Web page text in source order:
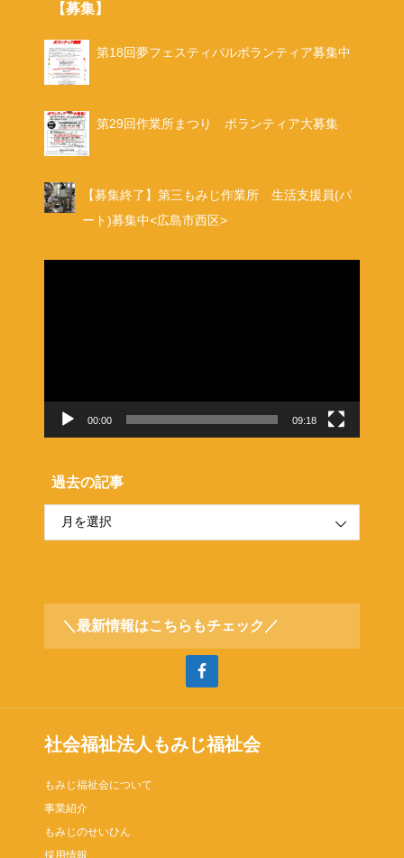
【募集】
第18回夢フェスティバルボランティア募集中
第29回作業所まつり ボランティア大募集
【募集終了】第三もみじ作業所 生活支援員(パ
ート)募集中<広島市西区>
00:00 09:18
過去の記事
＼最新情報はこちらもチェック／
社会福祉法人もみじ福祉会
もみじ福祉会について
事業紹介
もみじのせいひん
採用情報